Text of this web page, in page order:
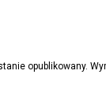
opublikowany.